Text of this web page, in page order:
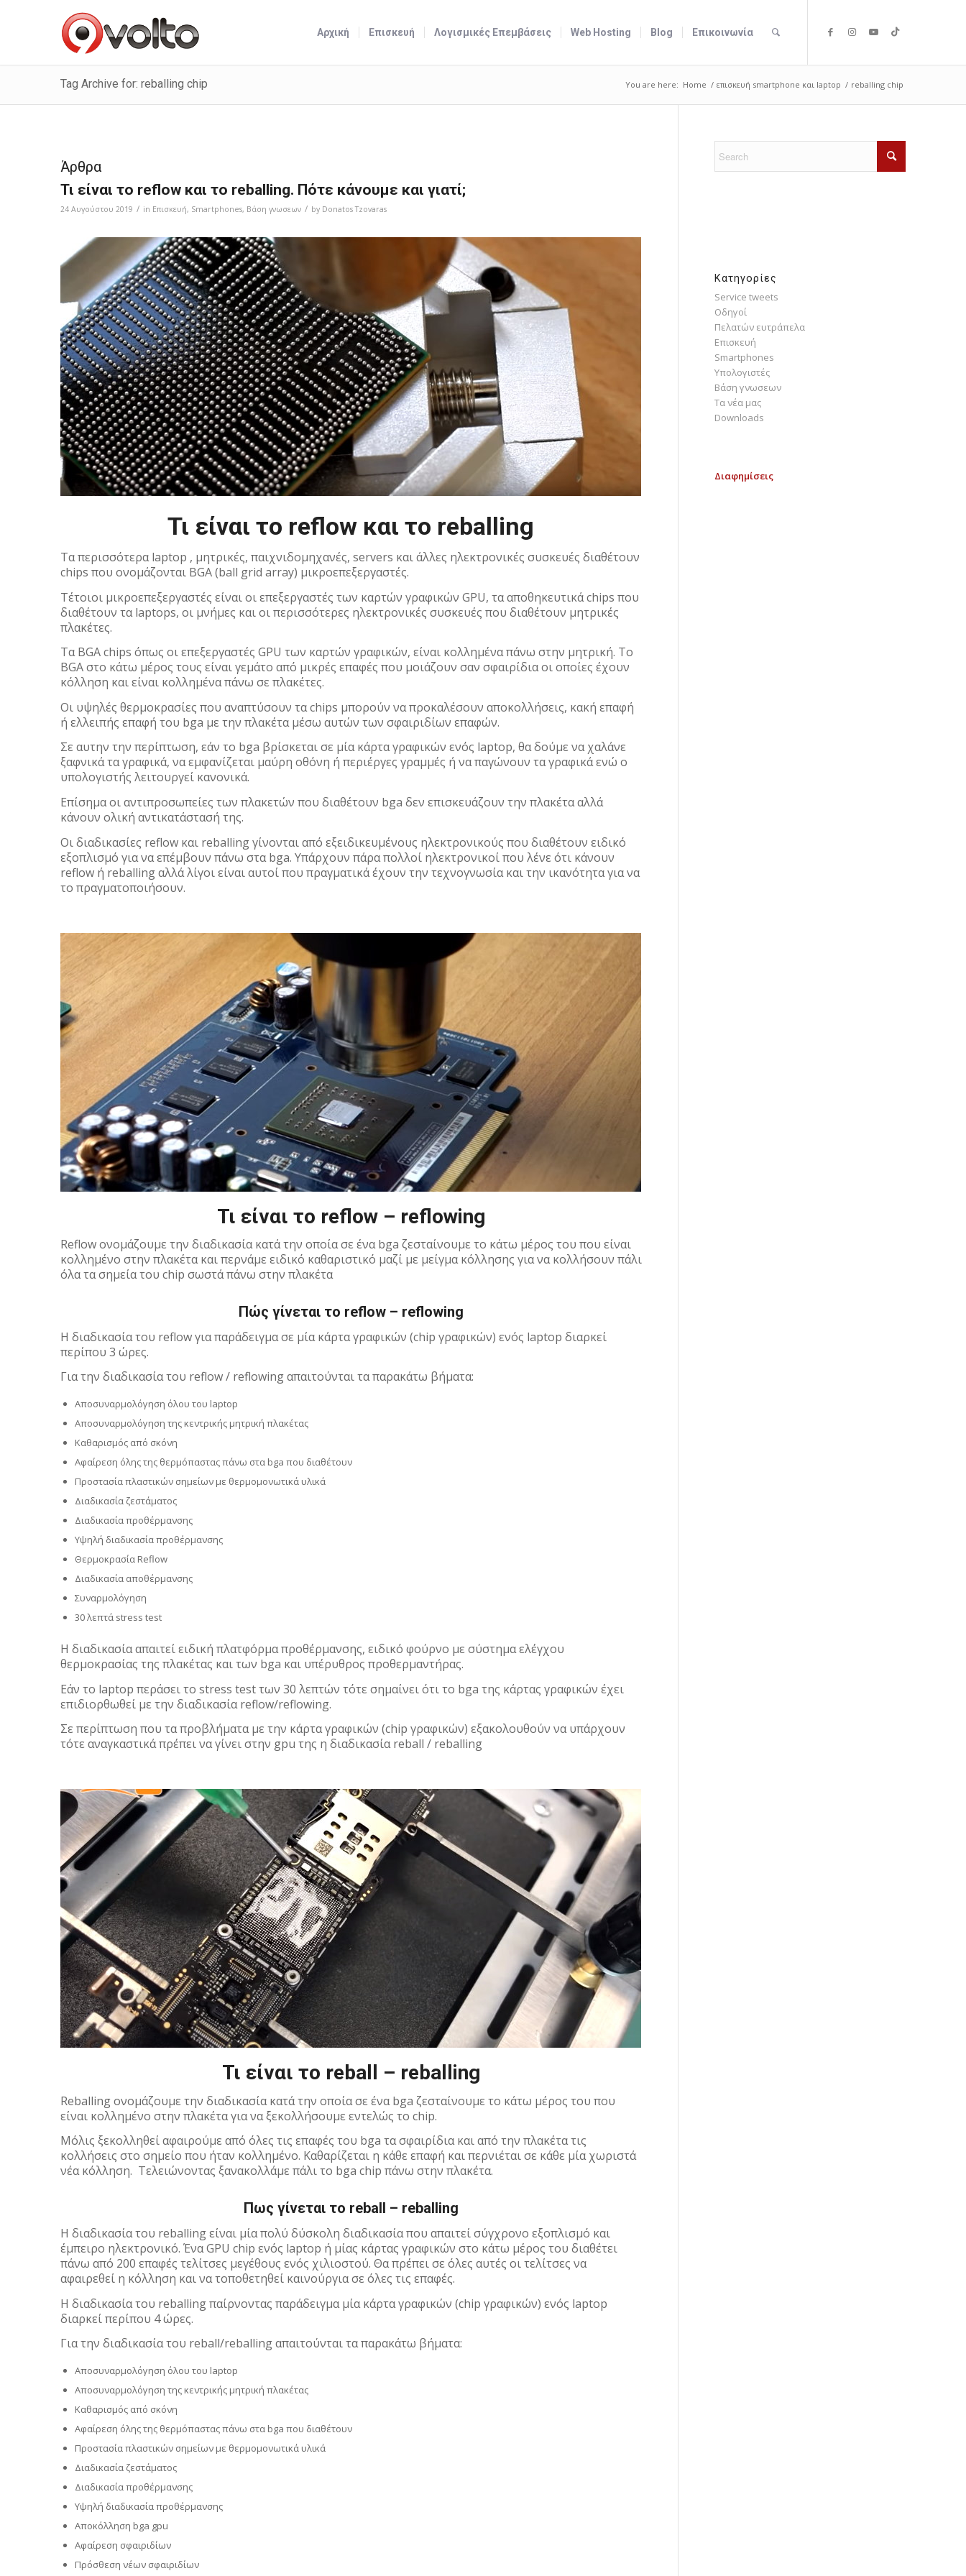
Αρχική Επισκευή Λογισμικές Επεμβάσεις Web Hosting Blog Επικοινωνία
Tag Archive for: reballing chip You are here: Home / επισκευή smartphone και laptop / reballing chip
Άρθρα
Τι είναι το reflow και το reballing. Πότε κάνουμε και γιατί;
24 Αυγούστου 2019 / in Επισκευή, Smartphones, Bάση γνωσεων / by Donatos Tzovaras
Τι είναι το reflow και το reballing
Τα περισσότερα laptop , μητρικές, παιχνιδομηχανές, servers και άλλες ηλεκτρονικές συσκευές διαθέτουν
chips που ονομάζονται BGA (ball grid array) μικροεπεξεργαστές.
Τέτοιοι μικροεπεξεργαστές είναι οι επεξεργαστές των καρτών γραφικών GPU, τα αποθηκευτικά chips που
διαθέτουν τα laptops, οι μνήμες και οι περισσότερες ηλεκτρονικές συσκευές που διαθέτουν μητρικές
πλακέτες.
Τα BGA chips όπως οι επεξεργαστές GPU των καρτών γραφικών, είναι κολλημένα πάνω στην μητρική. Το
BGA στο κάτω μέρος τους είναι γεμάτο από μικρές επαφές που μοιάζουν σαν σφαιρίδια οι οποίες έχουν
κόλληση και είναι κολλημένα πάνω σε πλακέτες.
Οι υψηλές θερμοκρασίες που αναπτύσουν τα chips μπορούν να προκαλέσουν αποκολλήσεις, κακή επαφή
ή ελλειπής επαφή του bga με την πλακέτα μέσω αυτών των σφαιριδίων επαφών.
Σε αυτην την περίπτωση, εάν το bga βρίσκεται σε μία κάρτα γραφικών ενός laptop, θα δούμε να χαλάνε
ξαφνικά τα γραφικά, να εμφανίζεται μαύρη οθόνη ή περιέργες γραμμές ή να παγώνουν τα γραφικά ενώ ο
υπολογιστής λειτουργεί κανονικά.
Επίσημα οι αντιπροσωπείες των πλακετών που διαθέτουν bga δεν επισκευάζουν την πλακέτα αλλά
κάνουν ολική αντικατάστασή της.
Οι διαδικασίες reflow και reballing γίνονται από εξειδικευμένους ηλεκτρονικούς που διαθέτουν ειδικό
εξοπλισμό για να επέμβουν πάνω στα bga. Υπάρχουν πάρα πολλοί ηλεκτρονικοί που λένε ότι κάνουν
reflow ή reballing αλλά λίγοι είναι αυτοί που πραγματικά έχουν την τεχνογνωσία και την ικανότητα για να
το πραγματοποιήσουν.
Τι είναι το reflow – reflowing
Reflow ονομάζουμε την διαδικασία κατά την οποία σε ένα bga ζεσταίνουμε το κάτω μέρος του που είναι
κολλημένο στην πλακέτα και περνάμε ειδικό καθαριστικό μαζί με μείγμα κόλλησης για να κολλήσουν πάλι
όλα τα σημεία του chip σωστά πάνω στην πλακέτα
Πώς γίνεται το reflow – reflowing
Η διαδικασία του reflow για παράδειγμα σε μία κάρτα γραφικών (chip γραφικών) ενός laptop διαρκεί
περίπου 3 ώρες.
Για την διαδικασία του reflow / reflowing απαιτούνται τα παρακάτω βήματα:
Αποσυναρμολόγηση όλου του laptop
Αποσυναρμολόγηση της κεντρικής μητρική πλακέτας
Καθαρισμός από σκόνη
Αφαίρεση όλης της θερμόπαστας πάνω στα bga που διαθέτουν
Προστασία πλαστικών σημείων με θερμομονωτικά υλικά
Διαδικασία ζεστάματος
Διαδικασία προθέρμανσης
Υψηλή διαδικασία προθέρμανσης
Θερμοκρασία Reflow
Διαδικασία αποθέρμανσης
Συναρμολόγηση
30 λεπτά stress test
H διαδικασία απαιτεί ειδική πλατφόρμα προθέρμανσης, ειδικό φούρνο με σύστημα ελέγχου
θερμοκρασίας της πλακέτας και των bga και υπέρυθρος προθερμαντήρας.
Εάν το laptop περάσει το stress test των 30 λεπτών τότε σημαίνει ότι το bga της κάρτας γραφικών έχει
επιδιορθωθεί με την διαδικασία reflow/reflowing.
Σε περίπτωση που τα προβλήματα με την κάρτα γραφικών (chip γραφικών) εξακολουθούν να υπάρχουν
τότε αναγκαστικά πρέπει να γίνει στην gpu της η διαδικασία reball / reballing
Τι είναι το reball – reballing
Reballing ονομάζουμε την διαδικασία κατά την οποία σε ένα bga ζεσταίνουμε το κάτω μέρος του που
είναι κολλημένο στην πλακέτα για να ξεκολλήσουμε εντελώς το chip.
Μόλις ξεκολληθεί αφαιρούμε από όλες τις επαφές του bga τα σφαιρίδια και από την πλακέτα τις
κολλήσεις στο σημείο που ήταν κολλημένο. Καθαρίζεται η κάθε επαφή και περνιέται σε κάθε μία χωριστά
νέα κόλληση. Τελειώνοντας ξανακολλάμε πάλι το bga chip πάνω στην πλακέτα.
Πως γίνεται το reball – reballing
H διαδικασία του reballing είναι μία πολύ δύσκολη διαδικασία που απαιτεί σύγχρονο εξοπλισμό και
έμπειρο ηλεκτρονικό. Ένα GPU chip ενός laptop ή μίας κάρτας γραφικών στο κάτω μέρος του διαθέτει
πάνω από 200 επαφές τελίτσες μεγέθους ενός χιλιοστού. Θα πρέπει σε όλες αυτές οι τελίτσες να
αφαιρεθεί η κόλληση και να τοποθετηθεί καινούργια σε όλες τις επαφές.
Η διαδικασία του reballing παίρνοντας παράδειγμα μία κάρτα γραφικών (chip γραφικών) ενός laptop
διαρκεί περίπου 4 ώρες.
Για την διαδικασία του reball/reballing απαιτούνται τα παρακάτω βήματα:
Αποσυναρμολόγηση όλου του laptop
Αποσυναρμολόγηση της κεντρικής μητρική πλακέτας
Καθαρισμός από σκόνη
Αφαίρεση όλης της θερμόπαστας πάνω στα bga που διαθέτουν
Προστασία πλαστικών σημείων με θερμομονωτικά υλικά
Διαδικασία ζεστάματος
Διαδικασία προθέρμανσης
Υψηλή διαδικασία προθέρμανσης
Αποκόλληση bga gpu
Αφαίρεση σφαιριδίων
Πρόσθεση νέων σφαιριδίων
Kατηγορίες
Service tweets
Οδηγοί
Πελατών ευτράπελα
Επισκευή
Smartphones
Υπολογιστές
Bάση γνωσεων
Τα νέα μας
Downloads
Διαφημίσεις